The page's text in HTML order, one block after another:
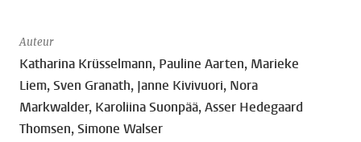
Auteur
Katharina Krüsselmann, Pauline Aarten, Marieke
Liem, Sven Granath, Janne Kivivuori, Nora
Markwalder, Karoliina Suonpää, Asser Hedegaard
Thomsen, Simone Walser